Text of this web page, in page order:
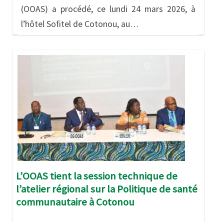
(OOAS) a procédé, ce lundi 24 mars 2026, à
l’hôtel Sofitel de Cotonou, au…
Image
L’OOAS tient la session technique de
l’atelier régional sur la Politique de santé
communautaire à Cotonou